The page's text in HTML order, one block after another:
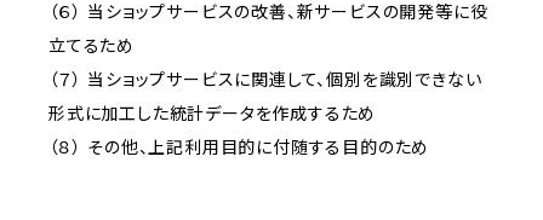
（６） 当ショップサービスの改善、新サービスの開発等に役
立てるため
（７） 当ショップサービスに関連して、個別を識別できない
形式に加工した統計データを作成するため
（８） その他、上記利用目的に付随する目的のため